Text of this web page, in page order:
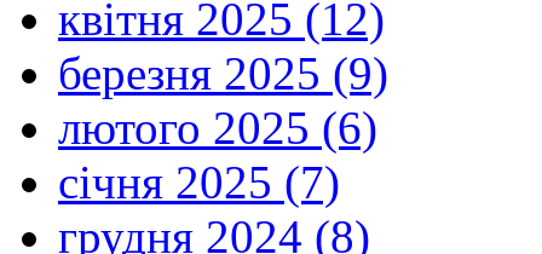
квітня 2025 (12)
березня 2025 (9)
лютого 2025 (6)
січня 2025 (7)
грудня 2024 (8)